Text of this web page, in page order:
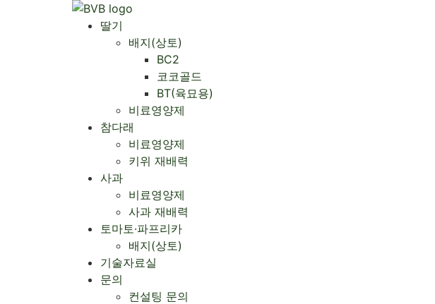
딸기
배지(상토)
BC2
코코골드
BT(육묘용)
비료영양제
참다래
비료영양제
키위 재배력
사과
비료영양제
사과 재배력 ​
토마토·파프리카
배지(상토)
기술자료실
문의
컨설팅 문의